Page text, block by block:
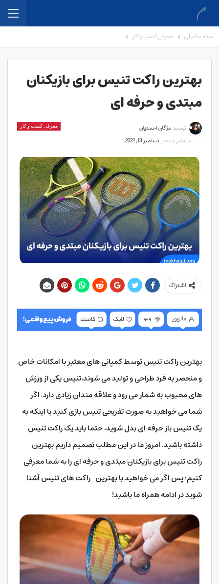
صفحه اصلی معرفی کسب و کار
بهترین راکت تنیس برای بازیکنان
مبتدی و حرفه ای
معرفی کسب و کار توسط مژگان احمدیان
منتشر شده در دسامبر 13, 2022
اشتراک
بهترین راکت تنیس توسط کمپانی های معتبر با امکانات خاص
و منحصر به فرد طراحی و تولید می شوند،تنیس یکی از ورزش
های محبوب به شمار می رود و علاقه مندان زیادی دارد. اگر
شما می خواهید به صورت تفریحی تنیس بازی کنید یا اینکه به
یک تنیس باز حرفه ای بدل شوید، حتما باید یک راکت تنیس
داشته باشید. امروز ما در این مطلب تصمیم داریم بهترین
راکت تنیس برای بازیکنان مبتدی و حرفه ای را به شما معرفی
کنیم؛ پس اگر می خواهید با بهترین راکت های تنیس آشنا
شوید در ادامه همراه ما باشید!